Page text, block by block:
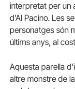
interpretat per un
d’Al Pacino. Les
personatges són
últims anys, al
Aquesta parella
altre monstre de